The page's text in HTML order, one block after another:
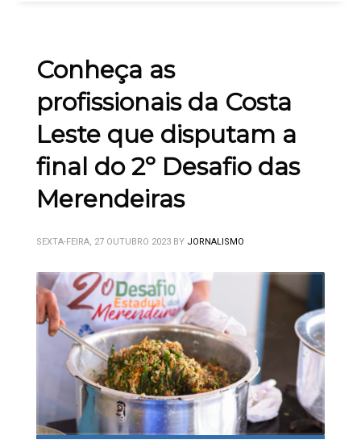
Conheça as
profissionais da Costa
Leste que disputam a
final do 2º Desafio das
Merendeiras
SEXTA-FEIRA, 27 OUTUBRO 2023 BY JORNALISMO